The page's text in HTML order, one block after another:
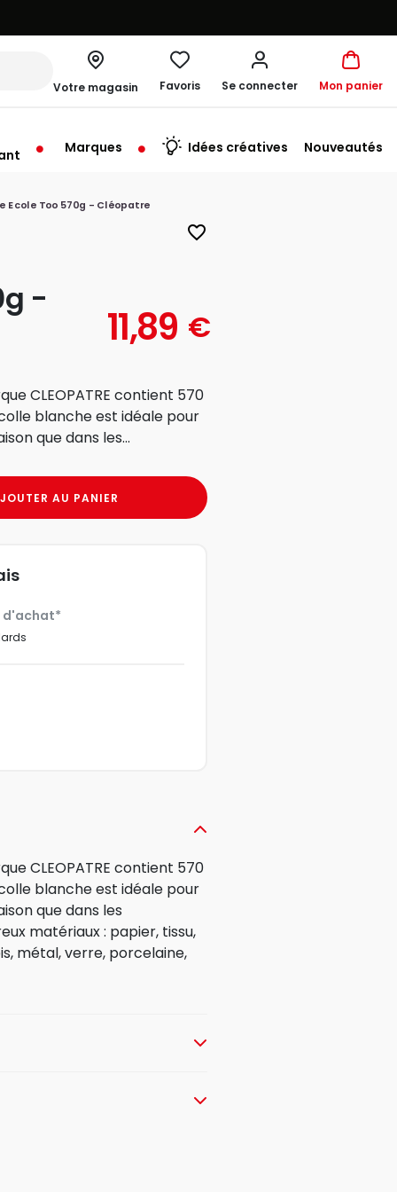
Votre magasin Favoris Se connecter Mon panier
Marques Idées créatives Nouveautés
Ecole Too 570g - Cléopatre
favorite_border
-
11,89 €
CLEOPATRE contient 570
blanche est idéale pour
que dans les...
AU PANIER
d'achat*
CLEOPATRE contient 570
blanche est idéale pour
que dans les
matériaux : papier, tissu,
métal, verre, porcelaine,